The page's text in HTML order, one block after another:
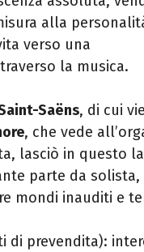
alla
verso una
la musica.
Saëns, di cui
, che vede
lasciò in questo
parte da
mondi inauditi e
di prevendita):